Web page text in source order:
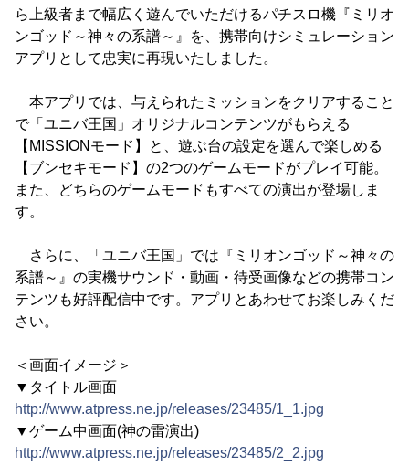
ら上級者まで幅広く遊んでいただけるパチスロ機『ミリオ
ンゴッド～神々の系譜～』を、携帯向けシミュレーション
アプリとして忠実に再現いたしました。
本アプリでは、与えられたミッションをクリアすること
で「ユニバ王国」オリジナルコンテンツがもらえる
【MISSIONモード】と、遊ぶ台の設定を選んで楽しめる
【ブンセキモード】の2つのゲームモードがプレイ可能。
また、どちらのゲームモードもすべての演出が登場しま
す。
さらに、「ユニバ王国」では『ミリオンゴッド～神々の
系譜～』の実機サウンド・動画・待受画像などの携帯コン
テンツも好評配信中です。アプリとあわせてお楽しみくだ
さい。
＜画面イメージ＞
▼タイトル画面
http://www.atpress.ne.jp/releases/23485/1_1.jpg
▼ゲーム中画面(神の雷演出)
http://www.atpress.ne.jp/releases/23485/2_2.jpg